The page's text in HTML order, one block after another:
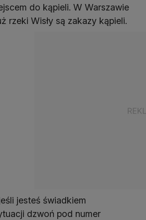
do kąpieli. W Warszawie
rzeki Wisły są zakazy kąpieli.
jesteś świadkiem
dzwoń pod numer